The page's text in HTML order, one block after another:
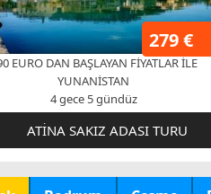
EURO DAN BAŞLAYAN FİYATLAR İLE
YUNANİSTAN
4 gece 5 gündüz
ATİNA SAKIZ ADASI TURU
Bodrum Çeşme
otel
Didim